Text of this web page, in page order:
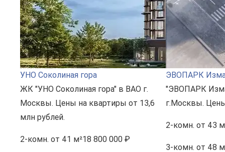
УНО Соколиная гора
ЖК "УНО Соколиная гора" в ВАО г.
Москвы. Цены на квартиры от 13,6
млн рублей.
2-комн. от 41 м²18 800 000 ₽
ЭВОПАРК
"ЭВОПАРК
г.Москвы.
2-комн. от 43
3-комн. от 48